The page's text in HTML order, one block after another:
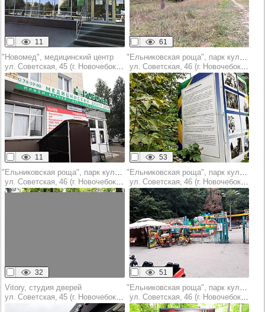
11 61
"Новомед", медицинский центр
ул. Советская, 45 (г. Новочебоксарск)
11
ул. Советская, 46 (г. Новочебоксарск)
53
ул. Советская, 46 (г. Новочебоксарск)
32
ул. Советская, 46 (г. Новочебоксарск)
51
Vitory, студия дверей
ул. Советская, 45 (г. Новочебоксарск)
ул. Советская, 46 (г. Новочебоксарск)